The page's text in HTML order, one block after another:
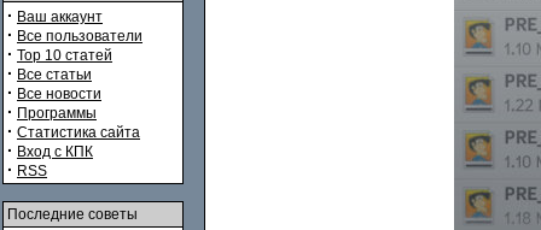
· Ваш аккаунт
· Все пользователи
· Top 10 статей
· Все статьи
· Все новости
· Программы
· Статистика сайта
· Вход с КПК
· RSS
Последние советы